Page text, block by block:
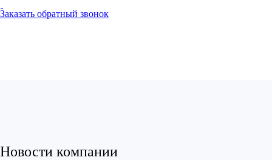
Заказать обратный звонок
Новости компании